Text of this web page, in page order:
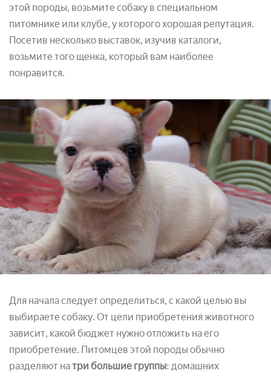
этой породы, возьмите собаку в специальном
питомнике или клубе, у которого хорошая репутация.
Посетив несколько выставок, изучив каталоги,
возьмите того щенка, который вам наиболее
понравится.
Для начала следует определиться, с какой целью вы
выбираете собаку. От цели приобретения животного
зависит, какой бюджет нужно отложить на его
приобретение. Питомцев этой породы обычно
разделяют натри большие группы: домашних